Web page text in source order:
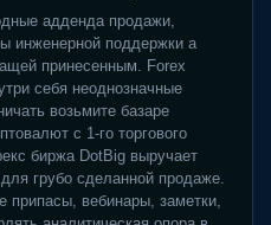
адденда продажи,
инженерной поддержки а
принесенным. Forex
себя неоднозначные
возьмите базаре
с 1-го торгового
биржа DotBig выручает
грубо сделанной продаже.
припасы, вебинары, заметки,